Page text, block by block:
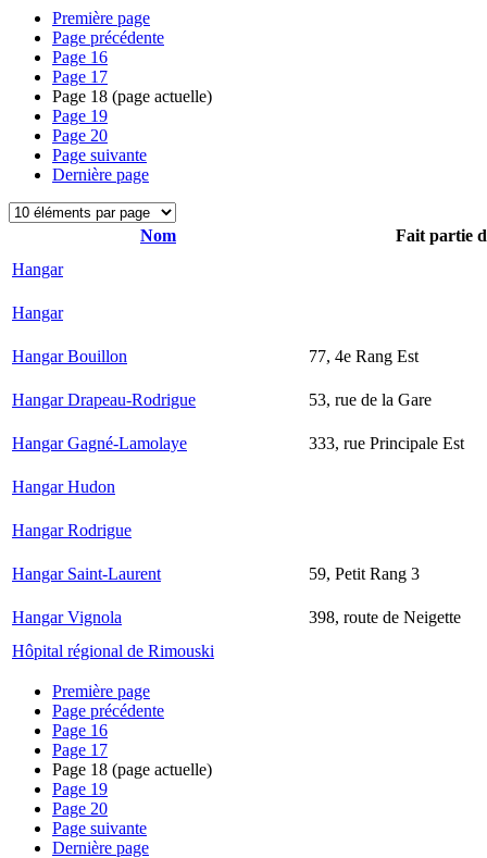
Première page
Page précédente
Page 16
Page 17
Page 18 (page actuelle)
Page 19
Page 20
Page suivante
Dernière page
Nom
Fait partie
Hangar
Hangar
Hangar Bouillon 77, 4e Rang Est
Hangar Drapeau-Rodrigue 53, rue de la Gare
Hangar Gagné-Lamolaye 333, rue Principale Est
Hangar Hudon
Hangar Rodrigue
Hangar Saint-Laurent 59, Petit Rang 3
Hangar Vignola
398, route de Neigette
Hôpital régional de Rimouski
Première page
Page précédente
Page 16
Page 17
Page 18 (page actuelle)
Page 19
Page 20
Page suivante
Dernière page